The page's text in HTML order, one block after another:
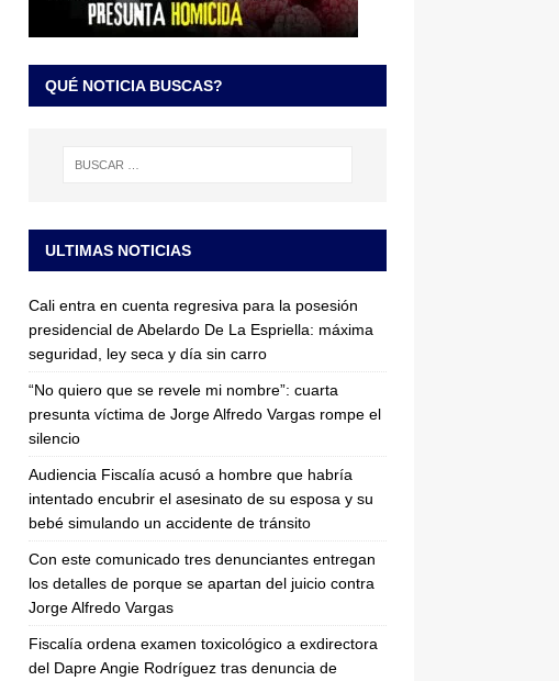
QUÉ NOTICIA BUSCAS?
ULTIMAS NOTICIAS
Cali entra en cuenta regresiva para la posesión
presidencial de Abelardo De La Espriella: máxima
seguridad, ley seca y día sin carro
“No quiero que se revele mi nombre”: cuarta
presunta víctima de Jorge Alfredo Vargas rompe el
silencio
Audiencia Fiscalía acusó a hombre que habría
intentado encubrir el asesinato de su esposa y su
bebé simulando un accidente de tránsito
Con este comunicado tres denunciantes entregan
los detalles de porque se apartan del juicio contra
Jorge Alfredo Vargas
Fiscalía ordena examen toxicológico a exdirectora
del Dapre Angie Rodríguez tras denuncia de